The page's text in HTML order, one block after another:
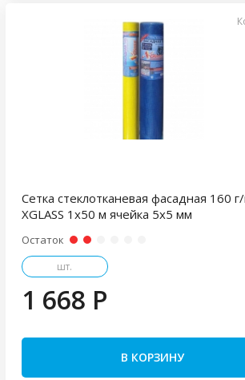
Сетка стеклотканевая фасадная 160
XGLASS 1х50 м ячейка 5х5 мм
Остаток
шт.
1 668 P
В КОРЗИНУ